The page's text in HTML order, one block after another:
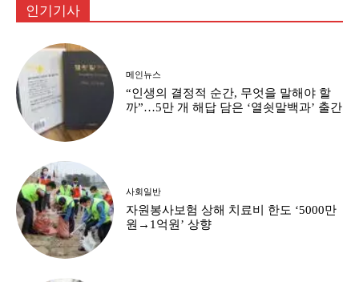
인기기사
메인뉴스
“인생의 결정적 순간, 무엇을 말해야 할
까”…5만 개 해답 담은 ‘열쇳말백과’ 출간
사회일반
자원봉사보험 상해 치료비 한도 ‘5000만
원→1억원’ 상향